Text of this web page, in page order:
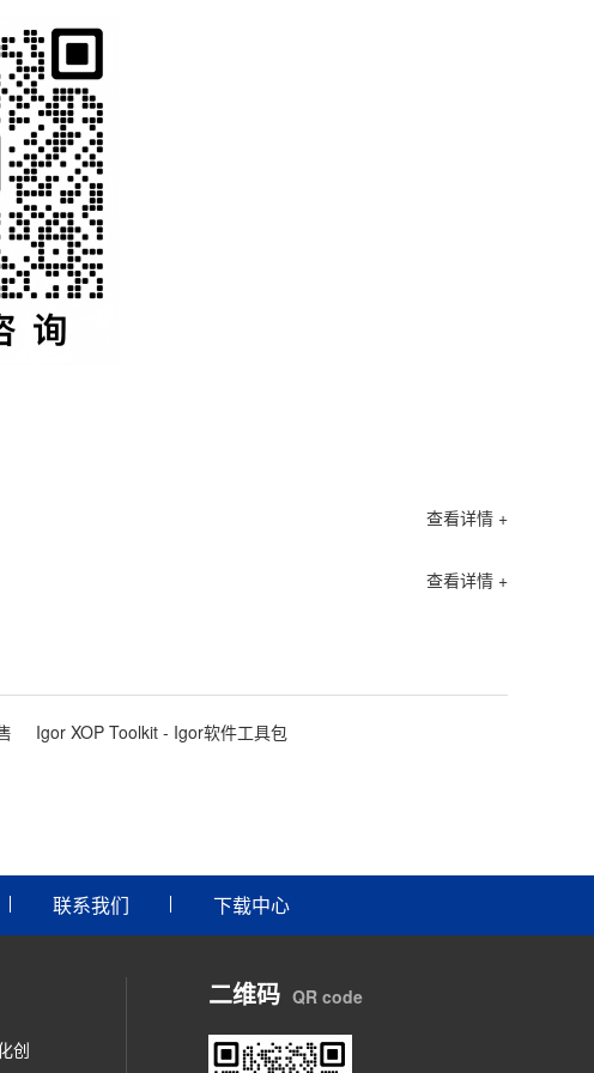
查看详情 +
查看详情 +
Igor XOP Toolkit - Igor软件工具包
联系我们 下载中心
创
二维码 QR code